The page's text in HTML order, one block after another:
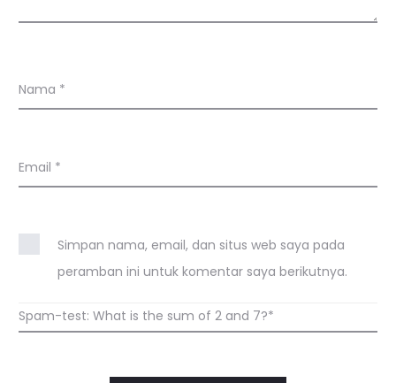
Nama *
Email *
Simpan nama, email, dan situs web saya pada
peramban ini untuk komentar saya berikutnya.
Spam-test: What is the sum of 2 and 7?*